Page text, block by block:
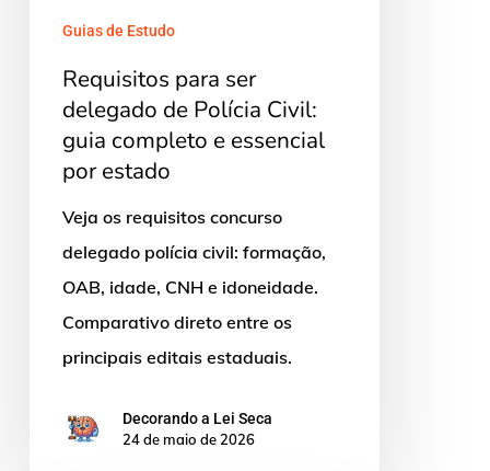
estado
Guias de Estudo
Requisitos para ser
delegado de Polícia Civil:
guia completo e essencial
por estado
Veja os requisitos concurso
delegado polícia civil: formação,
OAB, idade, CNH e idoneidade.
Comparativo direto entre os
principais editais estaduais.
Decorando a Lei Seca
24 de maio de 2026